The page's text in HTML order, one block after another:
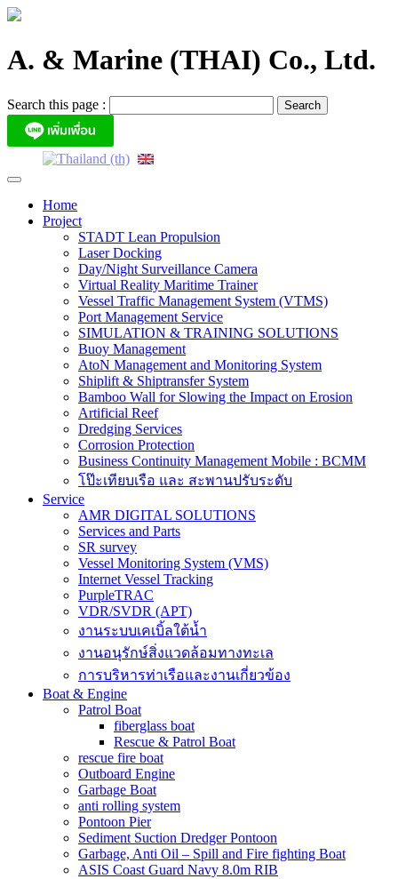
Skip
A. & Marine (THAI) Co., Ltd.
Search this page :
Home
Project
STADT Lean Propulsion
Laser Docking
Day/Night Surveillance Camera
Virtual Reality Maritime Trainer
Vessel Traffic Management System (VTMS)
Port Management Service
SIMULATION & TRAINING SOLUTIONS
Buoy Management
AtoN Management and Monitoring System
Shiplift & Shiptransfer System
Bamboo Wall for Slowing the Impact on Erosion
Artificial Reef
Dredging Services
Corrosion Protection
Business Continuity Management Mobile : BCMM
โป๊ะเทียบเรือ และ สะพานปรับระดับ
Service
AMR DIGITAL SOLUTIONS
Services and Parts
SR survey
Vessel Monitoring System (VMS)
Internet Vessel Tracking
PurpleTRAC
VDR/SVDR (APT)
งานระบบเคเบิ้ลใต้น้ำ
งานอนุรักษ์สิ่งแวดล้อมทางทะเล
การบริหารท่าเรือและงานเกี่ยวข้อง
Boat & Engine
Patrol Boat
fiberglass boat
Rescue & Patrol Boat
rescue fire boat
Outboard Engine
Garbage Boat
anti rolling system
Pontoon Pier
Sediment Suction Dredger Pontoon
Garbage, Anti Oil – Spill and Fire fighting Boat
ASIS Coast Guard Navy 8.0m RIB